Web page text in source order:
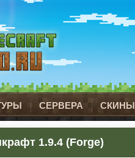
СЕРВЕРА СКИНЫ
1.9.4 (Forge)